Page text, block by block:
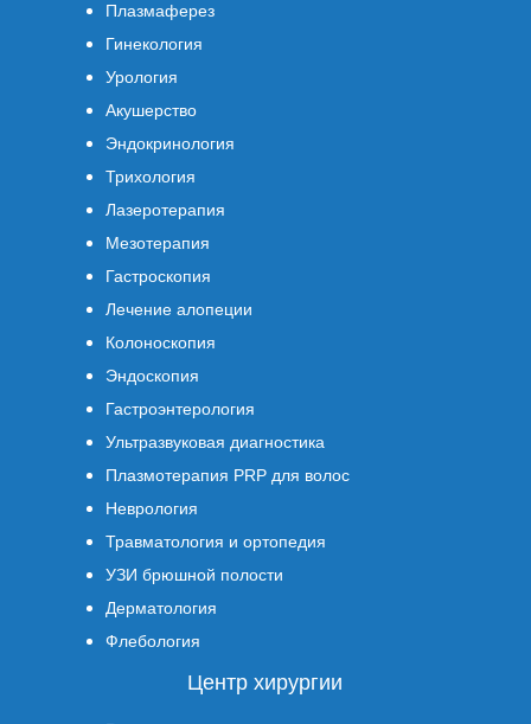
Плазмаферез
Гинекология
Урология
Акушерство
Эндокринология
Трихология
Лазеротерапия
Мезотерапия
Гастроскопия
Лечение алопеции
Колоноскопия
Эндоскопия
Гастроэнтерология
Ультразвуковая диагностика
Плазмотерапия PRP для волос
Неврология
Травматология и ортопедия
УЗИ брюшной полости
Дерматология
Флебология
Центр хирургии